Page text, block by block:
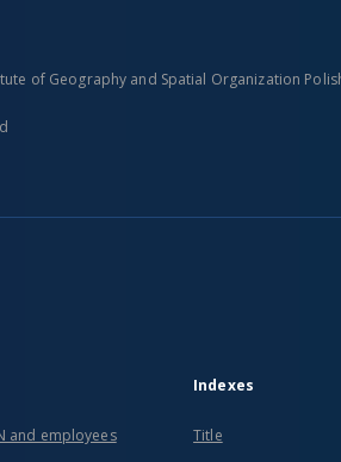
of Geography and Spatial Organization
and employees
Indexes
Title